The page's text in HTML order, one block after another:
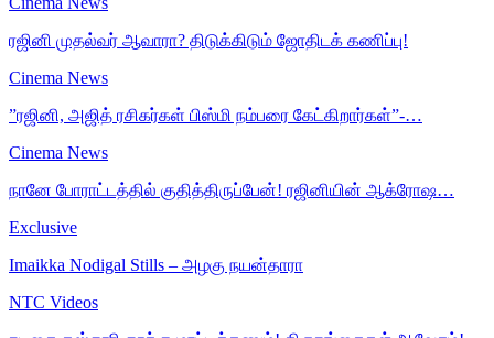
ரஜினி முதல்வர் ஆவாரா? திடுக்கிடும் ஜோதிடக் கணிப்பு!
Cinema News
”ரஜினி, அஜித் ரசிகர்கள் பிஸ்மி நம்பரை கேட்கிறார்கள்”-…
Cinema News
நானே போராட்டத்தில் குதித்திருப்பேன்! ரஜினியின் ஆக்ரோஷ…
Exclusive
Imaikka Nodigal Stills – அழகு நயன்தாரா
NTC Videos